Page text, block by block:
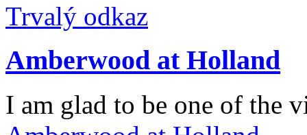
Trvalý odkaz
Amberwood at Holland
I am glad to be one of the